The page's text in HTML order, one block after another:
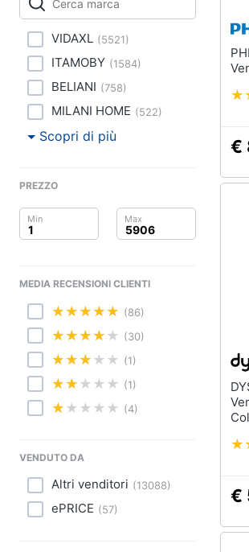
Giocattoli
Fotografia
Abbigliamento
Sport
Animali
Motori
Libri, cd e dvd
Festività e ricorrenze
VIDAXL (5521)
ITAMOBY (1584)
BELIANI (758)
MILANI HOME (522)
Scopri di più
PREZZO
MEDIA RECENSIONI CLIENTI
(86)
(30)
(1)
(1)
(4)
VENDUTO DA
Altri venditori (13088)
ePRICE (57)
€
€